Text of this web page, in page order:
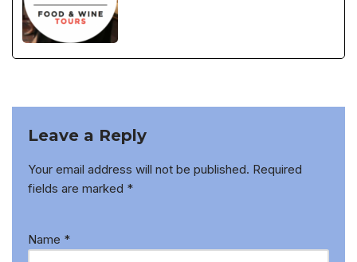
Leave a Reply
Your email address will not be published. Required
fields are marked *
Name *